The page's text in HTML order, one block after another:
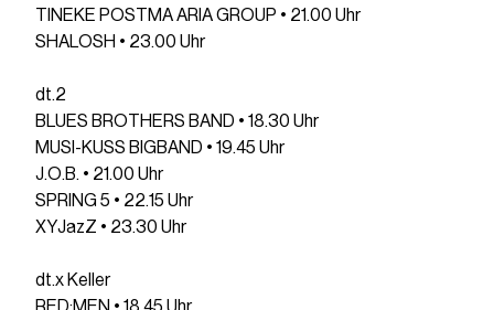
TINEKE POSTMA ARIA GROUP • 21.00 Uhr
SHALOSH • 23.00 Uhr
dt.2
BLUES BROTHERS BAND • 18.30 Uhr
MUSI-KUSS BIGBAND • 19.45 Uhr
J.O.B. • 21.00 Uhr
SPRING 5 • 22.15 Uhr
XYJazZ • 23.30 Uhr
dt.x Keller